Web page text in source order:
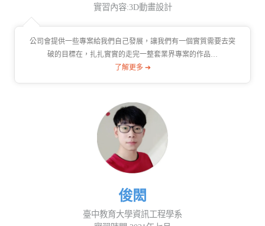
實習內容:3D動畫設計
公司會提供一些專案給我們自己發展，讓我們有一個實質需要去突
破的目標在，扎扎實實的走完一整套業界專案的作品…
了解更多 ➔
俊閎
臺中教育大學資訊工程學系